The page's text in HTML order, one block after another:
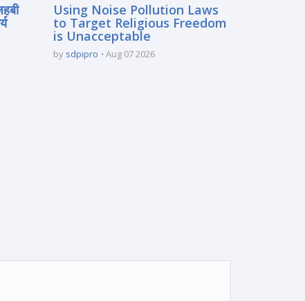
Using Noise Pollution Laws
to Target Religious Freedom
is Unacceptable
by sdpipro Aug 07 2026